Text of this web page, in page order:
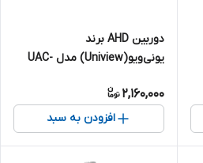
دوربین AHD برند
یونی‌ویو(Uniview) مدل UAC-
2,160,000
افزودن به سبد